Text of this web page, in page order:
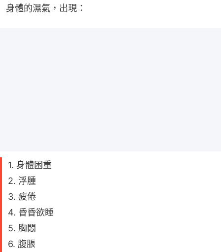
身體的濕氣，出現：
1. 身體困重
2. 浮腫
3. 疲倦
4. 昏昏欲睡
5. 胸悶
6. 腹脹